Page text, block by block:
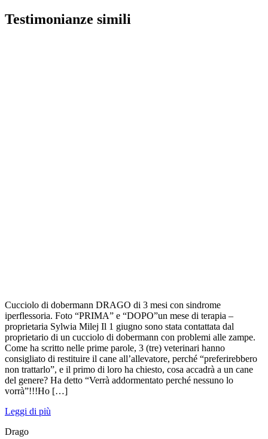
Testimonianze simili
Cucciolo di dobermann DRAGO di 3 mesi con sindrome
iperflessoria. Foto “PRIMA” e “DOPO”un mese di terapia –
proprietaria Sylwia Milej Il 1 giugno sono stata contattata dal
proprietario di un cucciolo di dobermann con problemi alle zampe.
Come ha scritto nelle prime parole, 3 (tre) veterinari hanno
consigliato di restituire il cane all’allevatore, perché “preferirebbero
non trattarlo”, e il primo di loro ha chiesto, cosa accadrà a un cane
del genere? Ha detto “Verrà addormentato perché nessuno lo
vorrà”!!!Ho […]
Leggi di più
Drago